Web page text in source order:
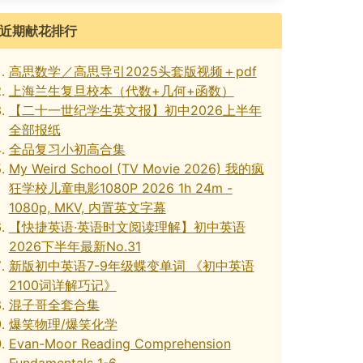
期献花排行
高思数学／高思导引2025头套版视频＋pdf
上海兰生复旦校本（代数+几何+函数）
【二十一世纪学生英文报】初中2026上半年
全部报纸
全品复习小初高合集
My Weird School (TV Movie 2026) 我的疯
狂学校儿童电影1080P 2026 1h 24m -
1080p, MKV, 内置英文字幕
【快捷英语·英语时文阅读理解】初中英语
2026下半年最新No.31
新版初中英语7-9年级蝶变单词 《初中英语
2100词详解巧记》
混子哥全套合集
爆笑物理/爆笑化学
Evan-Moor Reading Comprehension